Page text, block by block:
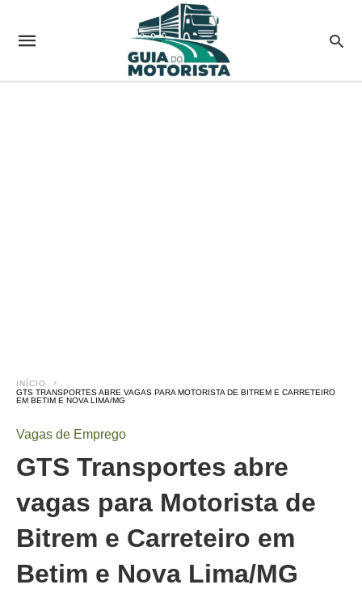
INÍCIO
GTS TRANSPORTES ABRE VAGAS PARA MOTORISTA DE BITREM E CARRETEIRO
EM BETIM E NOVA LIMA/MG
Vagas de Emprego
GTS Transportes abre
vagas para Motorista de
Bitrem e Carreteiro em
Betim e Nova Lima/MG